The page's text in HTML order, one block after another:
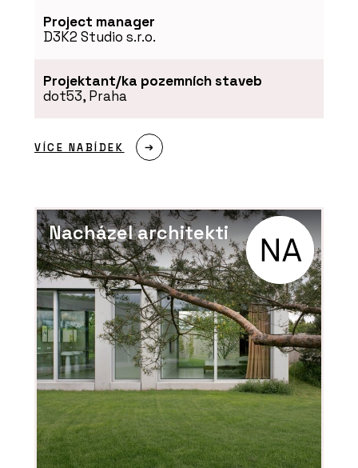
SLUŽBY
PRODUKTY
Minerální izolační deska
Multipor - Xella
Project manager
D3K2 Studio s.r.o.
Projektant/ka pozemních staveb
dot53, Praha
VÍCE NABÍDEK
Nacházel architekti